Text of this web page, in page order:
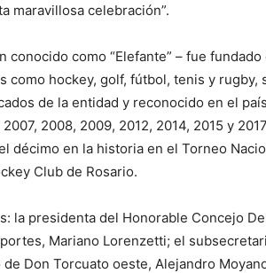
maravillosa celebración”.
conocido como “Elefante” – fue
como hockey, golf, fútbol, tenis y
de la entidad y reconocido en el
2008, 2009, 2012, 2014, 2015 y
décimo en la historia en el Torneo
Club de Rosario.
la presidenta del Honorable Concejo
Mariano Lorenzetti; el
Don Torcuato oeste, Alejandro